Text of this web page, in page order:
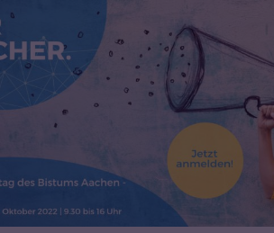
Zum Inhalt springen